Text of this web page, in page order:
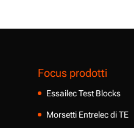
Focus prodotti
Essailec Test Blocks
Morsetti Entrelec di TE